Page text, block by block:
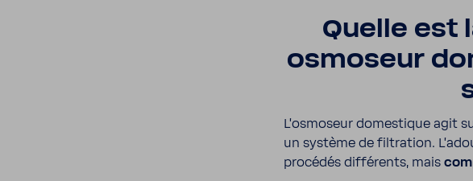
Quelle est
osmo­seur
L’os­mo­seur domes­tique agit
un système de filtra­tion.
procédés diffé­rents, mais